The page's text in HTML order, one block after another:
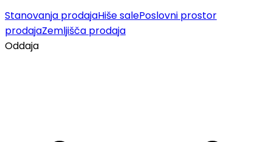
Stanovanja prodajaHiše salePoslovni prostor
prodajaZemljišča prodaja
Oddaja